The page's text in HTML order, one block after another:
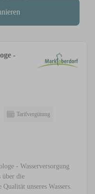
-
Tarifvergütung
- Wasserversorgung
die
unseres Wassers.